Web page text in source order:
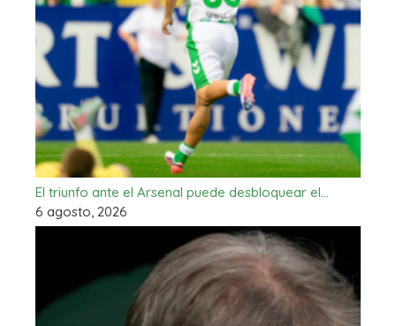
El triunfo ante el Arsenal puede desbloquear el…
6 agosto, 2026